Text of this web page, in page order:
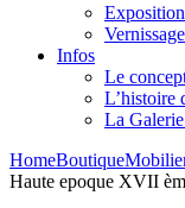
Infos
Le
L’histoire
La
HomeBoutique
Haute epoque XVII